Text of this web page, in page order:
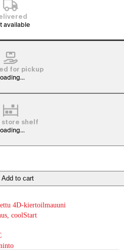
available
for pickup
store shelf
Add to cart
4D-kiertoilmauuni
coolStart